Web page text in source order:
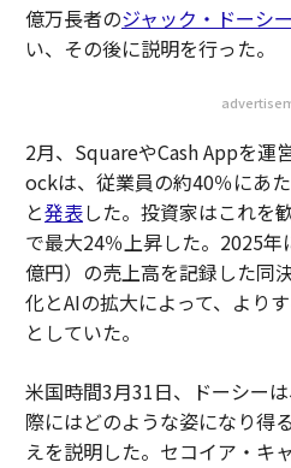
億万長者のジャック・ドーシー
い、その後に説明を行った。
2月、SquareやCash Appを運
ockは、従業員の約40％にあ
と発表した。投資家はこれを
で最大24％上昇した。2025
億円）の売上高を記録した同
化とAIの拡大によって、より
としていた。
米国時間3月31日、ドーシー
際にはどのような姿になり得
えを説明した。セコイア・キ